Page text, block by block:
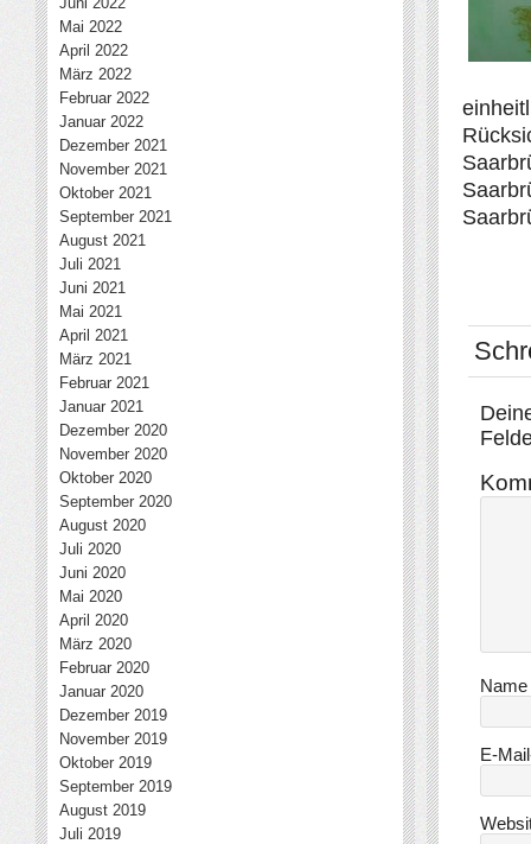
Name
E-
Mai 2022
April 2022
März 2022
Februar 2022
Januar 2022
Dezember 2021
November 2021
Oktober 2021
September 2021
August 2021
Juli 2021
Juni 2021
Mai 2021
April 2021
März 2021
Februar 2021
Januar 2021
Dezember 2020
November 2020
Oktober 2020
September 2020
August 2020
Juli 2020
Juni 2020
Mai 2020
April 2020
März 2020
Februar 2020
Januar 2020
Dezember 2019
November 2019
Oktober 2019
September 2019
August 2019
Juli 2019